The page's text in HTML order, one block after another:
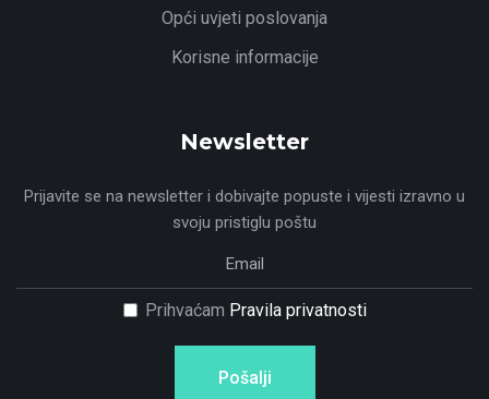
Opći uvjeti poslovanja
Korisne informacije
Newsletter
Prijavite se na newsletter i dobivajte popuste i vijesti izravno u
svoju pristiglu poštu
Prihvaćam Pravila privatnosti
Pošalji